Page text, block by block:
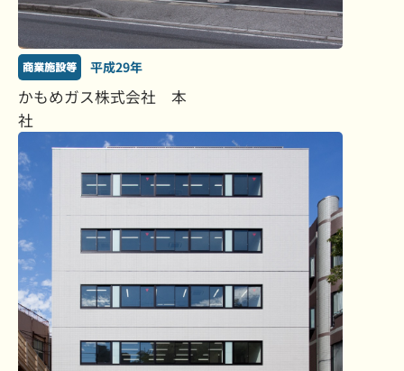
商業施設等 平成29年
かもめガス株式会社 本
社